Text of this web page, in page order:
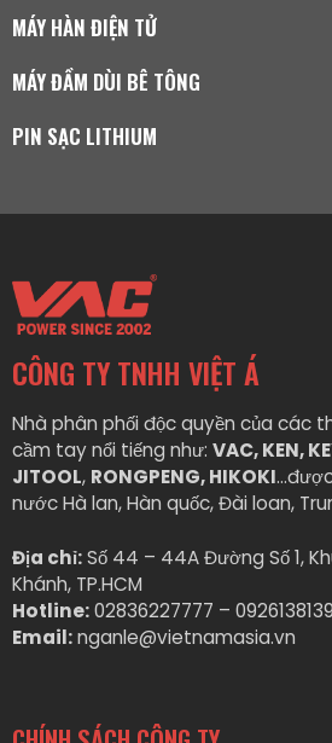
MÁY HÀN ĐIỆN TỬ
MÁY ĐẦM DÙI BÊ TÔNG
PIN SẠC LITHIUM
CÔNG TY TNHH VIỆT Á
Nhà phân phối độc quyền của các
cầm tay nổi tiếng như: VAC, KEN,
JITOOL, RONGPENG, HIKOKI
nước Hà lan, Hàn quốc, Đài loan,
Địa chỉ:Số 44 – 44A Đường Số 1,
Khánh, TP.HCM
Hotline:02836227777 – 0926138139
Email:nganle@vietnamasia.vn